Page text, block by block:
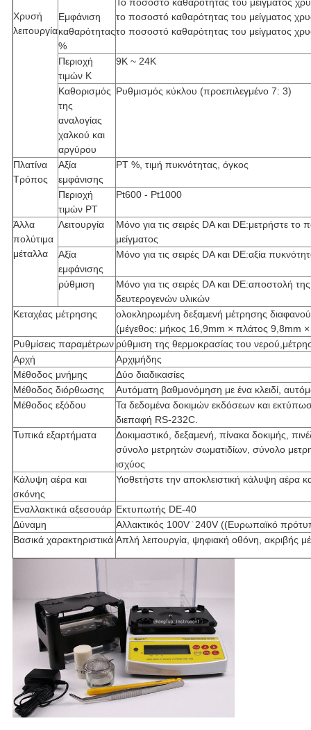
Χρυσή
λειτουργία
Εμφάνιση
καθαρότητας
%
Το ποσοστό καθαρότητας του μείγματος
το ποσοστό καθαρότητας του μείγματος
το ποσοστό καθαρότητας του μείγματος
Περιοχή
τιμών K
9K ~ 24K
Καθορισμός
της
αναλογίας
χαλκού και
αργύρου
Ρυθμισμός κύκλου (προεπιλεγμένο 7: 3)
Πλατίνα
Τρόπος
Αξία
εμφάνισης
PT %, τιμή πυκνότητας, όγκος
Περιοχή
τιμών PT
Pt600 - Pt1000
Άλλα
πολύτιμα
μέταλλα
Λειτουργία
Μόνο για τις σειρές DA και DE:μετρήστε
μείγματος
Αξία
εμφάνισης
Μόνο για τις σειρές DA και DE:αξία
ρύθμιση
Μόνο για τις σειρές DA και DE:αποστολή
δευτερογενών υλικών
Κεταχέας μέτρησης
ολοκληρωμένη δεξαμενή μέτρησης
(μέγεθος: μήκος 16,9mm × πλάτος 9,8mm
Ρυθμίσεις παραμέτρων ρύθμιση της θερμοκρασίας του
Αρχή
Αρχιμήδης
Μέθοδος μνήμης
Δύο διαδικασίες
Μέθοδος διόρθωσης
Αυτόματη βαθμονόμηση με ένα κλειδί,
Μέθοδος εξόδου
Τα δεδομένα δοκιμών εκδόσεων και
διεπαφή RS-232C.
Τυπικά εξαρτήματα
Δοκιμαστικό, δεξαμενή, πίνακα δοκιμής,
σύνολο μετρητών σωματιδίων, σύνολο
ισχύος
Κάλυψη αέρα και
σκόνης
Υιοθετήστε την αποκλειστική κάλυψη αέρα
Εναλλακτικά αξεσουάρ Εκτυπωτής DE-40
Δύναμη
Αλλακτικός 100V ̇ 240V ((Ευρωπαϊκό
Βασικά χαρακτηριστικά Απλή λειτουργία, ψηφιακή οθόνη, ακριβής